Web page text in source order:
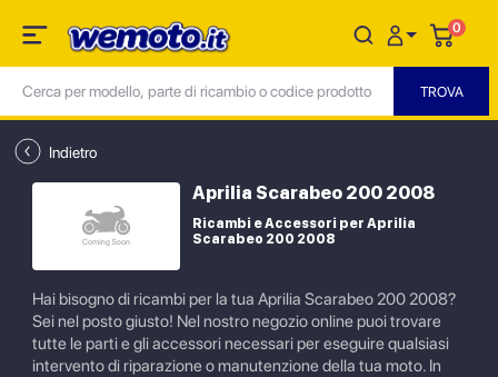
0
Indietro
Aprilia Scarabeo 200 2008
Ricambi e Accessori per Aprilia
Scarabeo 200 2008
Hai bisogno di ricambi per la tua Aprilia Scarabeo 200 2008?
Sei nel posto giusto! Nel nostro negozio online puoi trovare
tutte le parti e gli accessori necessari per eseguire qualsiasi
intervento di riparazione o manutenzione della tua moto. In